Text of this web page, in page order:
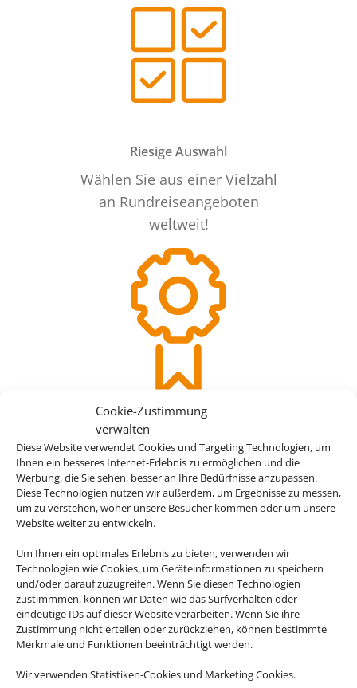
Cookie-Zustimmung
verwalten
Diese Website verwendet Cookies und Targeting Technologien, um
Ihnen ein besseres Internet-Erlebnis zu ermöglichen und die
Werbung, die Sie sehen, besser an Ihre Bedürfnisse anzupassen.
Diese Technologien nutzen wir außerdem, um Ergebnisse zu messen,
um zu verstehen, woher unsere Besucher kommen oder um unsere
Website weiter zu entwickeln.
Um Ihnen ein optimales Erlebnis zu bieten, verwenden wir
Technologien wie Cookies, um Geräteinformationen zu speichern
und/oder darauf zuzugreifen. Wenn Sie diesen Technologien
zustimmmen, können wir Daten wie das Surfverhalten oder
eindeutige IDs auf dieser Website verarbeiten. Wenn Sie ihre
Zustimmung nicht erteilen oder zurückziehen, können bestimmte
Merkmale und Funktionen beeinträchtigt werden.
Wir verwenden Statistiken-Cookies und Marketing Cookies.
Riesige Auswahl
Wählen Sie aus einer Vielzahl
an Rundreiseangeboten
weltweit!
Qualität
Veranstalterhotels stehen in
der Regel für ein hohes Maß
an Qualität.